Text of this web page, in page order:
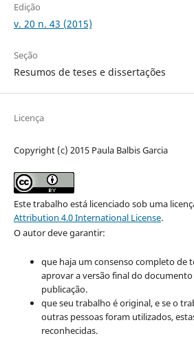
Edição
v. 20 n. 43 (2015)
Seção
Resumos de teses e dissertações
Licença
Copyright (c) 2015 Paula Balbis Garcia
Este trabalho está licenciado sob uma
Attribution 4.0 International License.
O autor deve garantir:
que haja um consenso completo de
aprovar a versão final do
publicação.
que seu trabalho é original, e se o
outras pessoas foram utilizados,
reconhecidas.